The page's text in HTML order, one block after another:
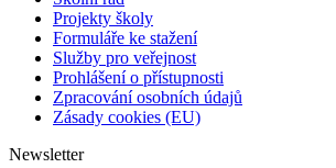
Projekty školy
Formuláře ke stažení
Služby pro veřejnost
Prohlášení o přístupnosti
Zpracování osobních údajů
Zásady cookies (EU)
Newsletter